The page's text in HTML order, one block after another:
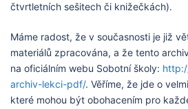
čtvrtletních sešitech či knižečkách).
Máme radost, že v současnosti je již
materiálů zpracována, a že tento
na oficiálním webu Sobotní školy:
archiv-lekci-pdf/. Věříme, že jde o
které mohou být obohacením pro